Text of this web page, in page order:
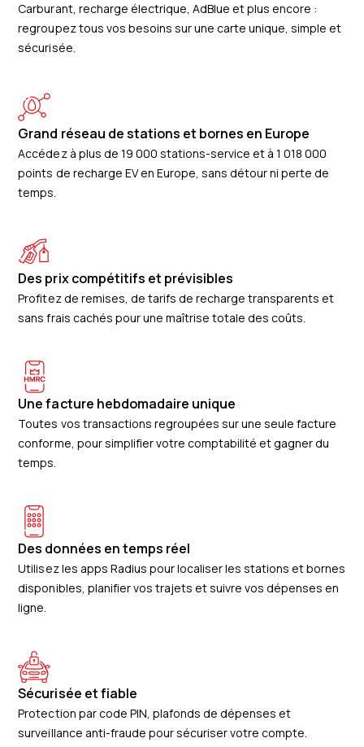
Carburant, recharge électrique, AdBlue et plus encore :
regroupez tous vos besoins sur une carte unique, simple et
sécurisée.
Grand réseau de stations et bornes en Europe
Accédez à plus de 19 000 stations-service et à 1 018 000
points de recharge EV en Europe, sans détour ni perte de
temps.
Des prix compétitifs et prévisibles
Profitez de remises, de tarifs de recharge transparents et
sans frais cachés pour une maîtrise totale des coûts.
Une facture hebdomadaire unique
Toutes vos transactions regroupées sur une seule facture
conforme, pour simplifier votre comptabilité et gagner du
temps.
Des données en temps réel
Utilisez les apps Radius pour localiser les stations et bornes
disponibles, planifier vos trajets et suivre vos dépenses en
ligne.
Sécurisée et fiable
Protection par code PIN, plafonds de dépenses et
surveillance anti-fraude pour sécuriser votre compte.